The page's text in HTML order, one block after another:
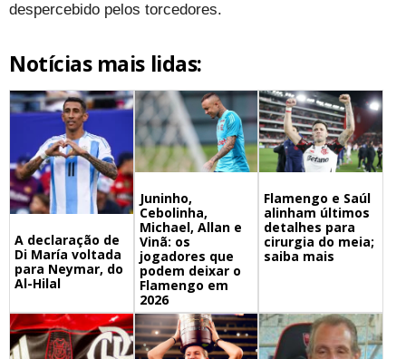
despercebido pelos torcedores.
Notícias mais lidas:
A declaração de
Di María voltada
para Neymar, do
Al-Hilal
Juninho,
Cebolinha,
Michael, Allan e
Vinã: os
jogadores que
podem deixar o
Flamengo em
2026
Flamengo e Saúl
alinham últimos
detalhes para
cirurgia do meia;
saiba mais